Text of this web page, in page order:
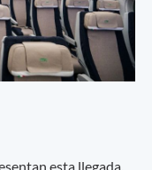
esta llegada,